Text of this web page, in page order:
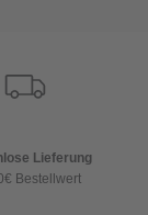
Lieferung
Bestellwert